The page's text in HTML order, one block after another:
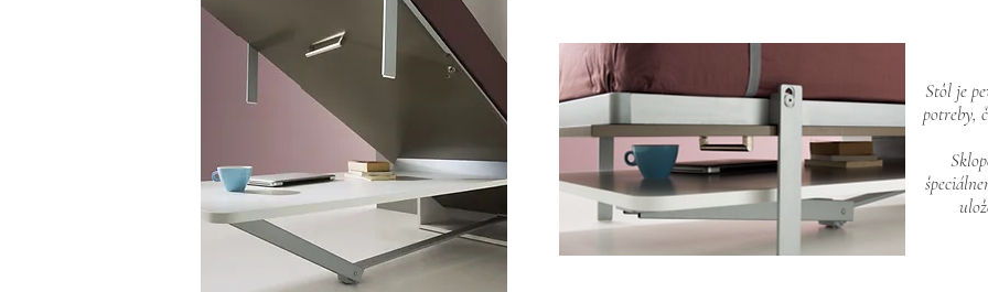
Stôl je
potreby,